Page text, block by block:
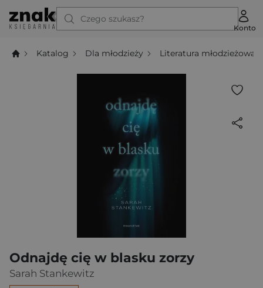
Czego szukasz?
Konto
Katalog Dla młodzieży Literatura młodzieżowa
Odnajdę cię w blasku zorzy
Sarah Stankewitz